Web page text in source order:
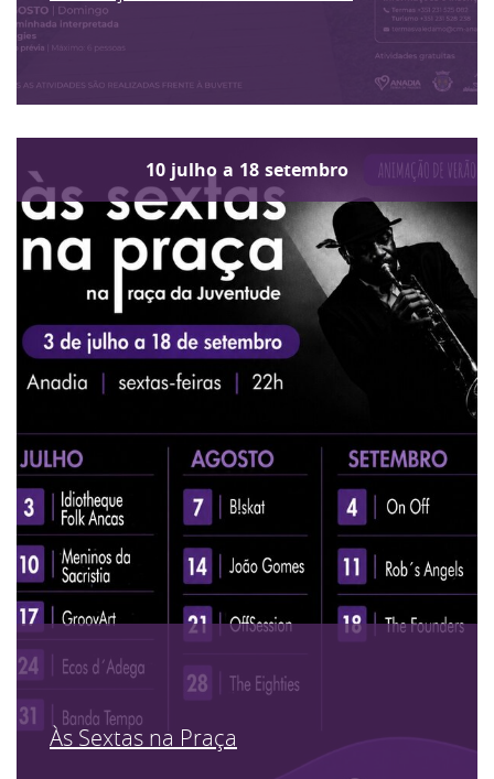
10 julho a 18 setembro
Às Sextas na Praça